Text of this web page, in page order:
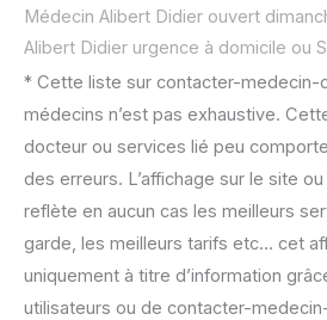
Médecin Alibert Didier ouvert
Alibert Didier urgence à domicile ou
* Cette liste sur contacter-medecin-
médecins n’est pas exhaustive.
docteur ou services lié peu
des erreurs. L’affichage sur le site
reflète en aucun cas les meilleurs
garde, les meilleurs tarifs etc… cet
uniquement à titre d’information
utilisateurs ou de contacter-